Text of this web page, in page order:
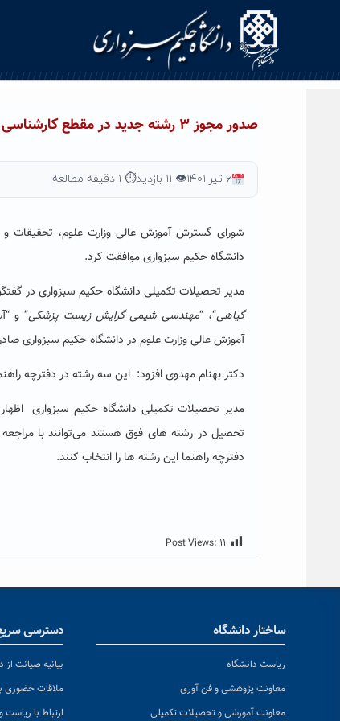
صدور مجوز ۳ رشته جدید در مقطع کارشناسی ارشد در دانشگاه حکیم سبزواری
۶ تیر ۱۴۰۱ 👁 ۱۱ بازدید ⏱ ۱ دقیقه مطالعه
دانشگاه حکیم سبزواری موافقت کرد.
مدیر تحصیلات تکمیلی دانشگاه حکیم سبزواری در
گیاهی“، “مهندسی شیمی گرایش زیست پزشکی” و “آ
آموزش عالی وزارت علوم در دانشگاه حکیم سبزواری
دکتر بهنام مهدوی افزود: این سه رشته در دفترچه راهنمای
تحصیل در رشته های فوق هستند می‌توانند با
دفترچه راهنما این رشته ها را انتخاب کنند.
Post Views: ۱۱
ساختار دانشگاه
ریاست دانشگاه
معاونت پژوهشی و فن آوری
معاونت آموزشی و تحصیلات تکمیلی
دسترسی
بیانیه صیانت از
ملاقات حضوری
ارتباط با